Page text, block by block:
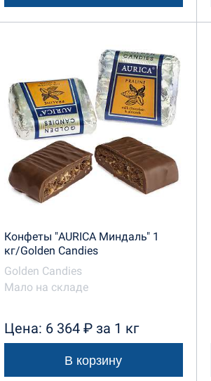
Конфеты "AURICA Миндаль" 1
кг/Golden Candies
Golden Candies
Мало на складе
Цена: 6 364 ₽ за 1 кг
В корзину